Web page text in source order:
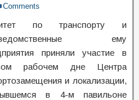
Comments
по транспорту и
ему
приняли участие в
рабочем дне Центра
и локализации,
в 4-м павильоне